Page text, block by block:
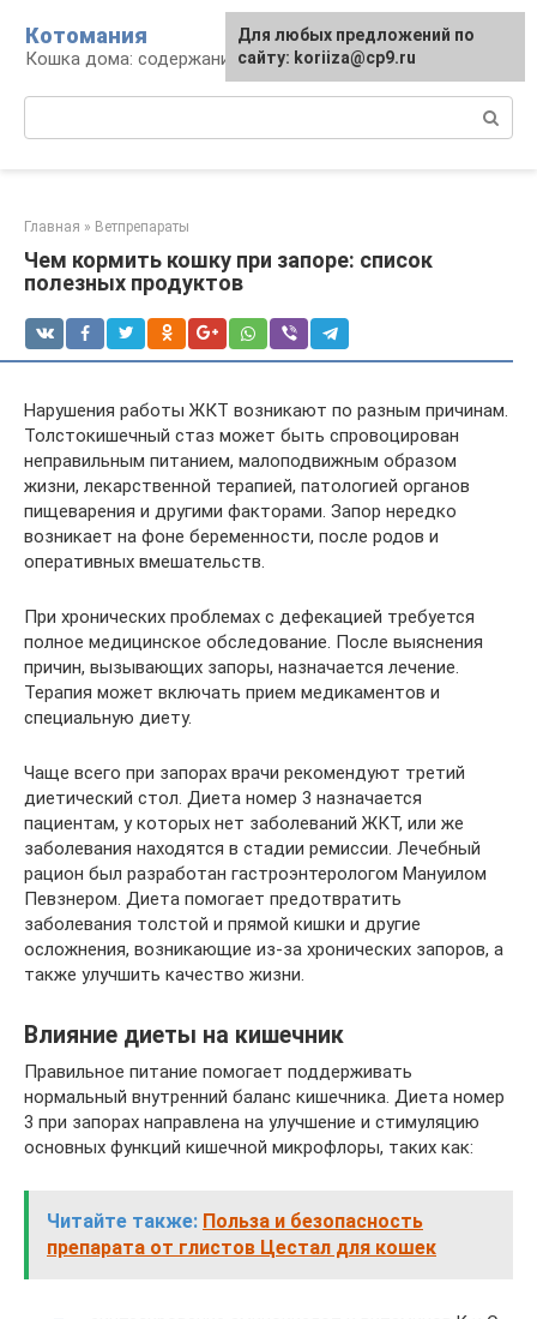
контенту
Котомания
Кошка дома: содержание и уход
Главная » Ветпрепараты
Чем кормить кошку при запоре: список
полезных продуктов
Нарушения работы ЖКТ возникают по разным причинам.
Толстокишечный стаз может быть спровоцирован
неправильным питанием, малоподвижным образом
жизни, лекарственной терапией, патологией органов
пищеварения и другими факторами. Запор нередко
возникает на фоне беременности, после родов и
оперативных вмешательств.
При хронических проблемах с дефекацией требуется
полное медицинское обследование. После выяснения
причин, вызывающих запоры, назначается лечение.
Терапия может включать прием медикаментов и
специальную диету.
Чаще всего при запорах врачи рекомендуют третий
диетический стол. Диета номер 3 назначается
пациентам, у которых нет заболеваний ЖКТ, или же
заболевания находятся в стадии ремиссии. Лечебный
рацион был разработан гастроэнтерологом Мануилом
Певзнером. Диета помогает предотвратить
заболевания толстой и прямой кишки и другие
осложнения, возникающие из-за хронических запоров, а
также улучшить качество жизни.
Влияние диеты на кишечник
Правильное питание помогает поддерживать
нормальный внутренний баланс кишечника. Диета номер
3 при запорах направлена на улучшение и стимуляцию
основных функций кишечной микрофлоры, таких как:
Читайте также: Польза и безопасность
препарата от глистов Цестал для кошек
Для любых предложений по
сайту: koriiza@cp9.ru